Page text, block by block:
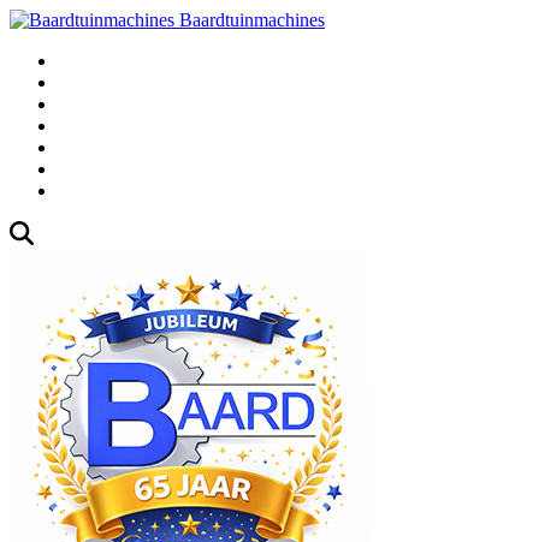
Baardtuinmachines